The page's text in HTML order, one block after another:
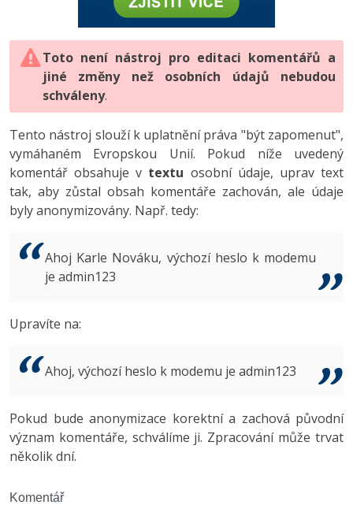
HTML5, CSS3, Bootstrap, SEO
SQL a databáze
Testování a verzování
UML a návrhové vzory
React
Spring
ASP.NET MVC
Best practices
PHP
JavaScript
Python
HTML / CSS
UML a návrhové vzory
MySQL/MariaDB
MS-SQL
Vývojář mobilních aplikací
C# Game developer
Tester
Systémový administrátor
3D grafik
Copywriter
WordPress specialista
-80%
JavaScript -80%
PHP -80%
Swift -80%
Kotlin -80%
VB.NET
Algoritmy -41%
Umělá inteligence (AI) -10%
Digitální gramotnost
Marketing
WordPress
SEO
UX
Business
Copywriting
Windows
Photoshop -80%
Adobe Illustrator -80%
Adobe Lightroom
Adobe XD
Adobe InDesign -25%
Adobe After Effects
Inkscape
Fórum
Toto není nástroj pro editaci komentářů a
jiné změny než osobních údajů nebudou
schváleny.
Tento nástroj slouží k uplatnění práva "být zapomenut",
vymáhaném Evropskou Unií. Pokud níže uvedený
komentář obsahuje v textu osobní údaje, uprav text
tak, aby zůstal obsah komentáře zachován, ale údaje
byly anonymizovány. Např. tedy:
Ahoj Karle Nováku, výchozí heslo k modemu
je admin123
Upravíte na:
Ahoj, výchozí heslo k modemu je admin123
Pokud bude anonymizace korektní a zachová původní
význam komentáře, schválíme ji. Zpracování může trvat
několik dní.
Komentář